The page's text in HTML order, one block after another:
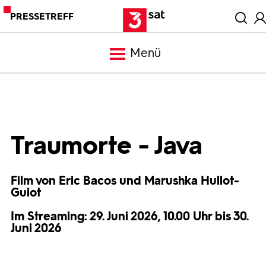
PRESSETREFF
Menü
Trailer
Traumorte - Java
Film von Eric Bacos und Marushka Hullot-
Guiot
Im Streaming: 29. Juni 2026, 10.00 Uhr bis 30.
Juni 2026